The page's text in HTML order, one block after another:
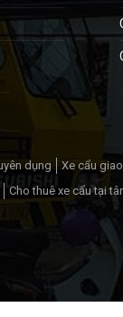
dụng Xe cẩu
Cho thuê xe cẩu tại